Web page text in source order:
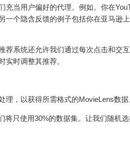
当用户偏好的代理。例如。你在
一个隐含反馈的例子包括你在亚马逊
荐系统还允许我们通过每次点击和交
实时调整其推荐。
，以获得所需格式的MovieLens数据
只使用30%的数据集。让我们随机